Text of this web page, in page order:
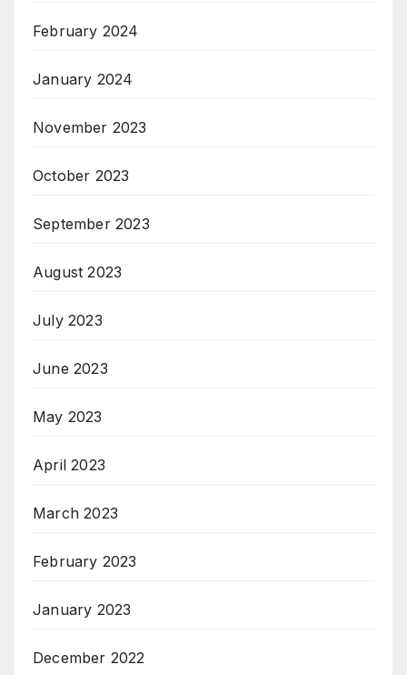
February 2024
January 2024
November 2023
October 2023
September 2023
August 2023
July 2023
June 2023
May 2023
April 2023
March 2023
February 2023
January 2023
December 2022